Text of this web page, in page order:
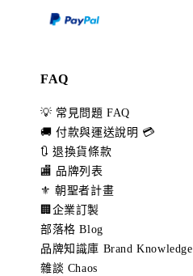
FAQ
💡 常見問題 FAQ
🚚 付款與運送說明 💳
🔃 退換貨條款
🏬 品牌列表
⚜️ 朝聖者計畫
🏢企業訂製
部落格 Blog
品牌知識庫 Brand Knowledge
雜談 Chaos